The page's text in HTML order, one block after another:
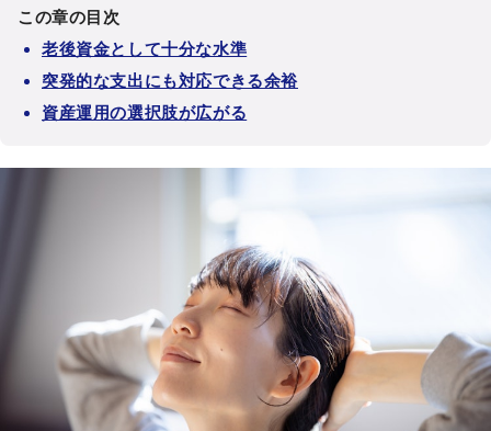
この章の目次
老後資金として十分な水準
突発的な支出にも対応できる余裕
資産運用の選択肢が広がる